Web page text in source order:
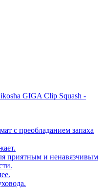
GIGA Clip Squash -
с преобладанием запаха
приятным и ненавязчивым